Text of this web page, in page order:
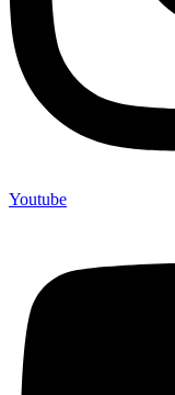
Youtube